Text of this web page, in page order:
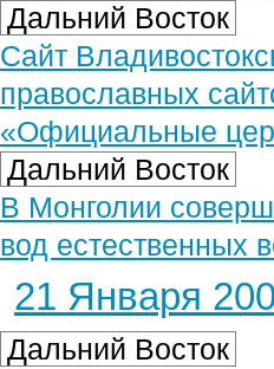
Дальний Восток
Сайт
православных
«Официальные
Дальний Восток
В Монголии
вод естественных
21 Января
Дальний Восток